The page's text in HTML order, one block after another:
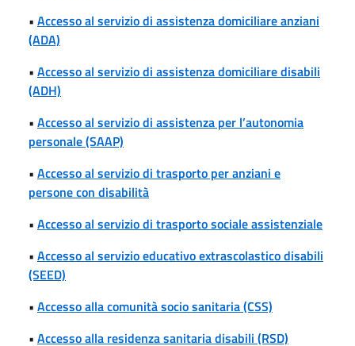
• Accesso al servizio di assistenza domiciliare anziani
(ADA)
• Accesso al servizio di assistenza domiciliare disabili
(ADH)
• Accesso al servizio di assistenza per l’autonomia
personale (SAAP)
• Accesso al servizio di trasporto per anziani e
persone con disabilità
• Accesso al servizio di trasporto sociale assistenziale
• Accesso al servizio educativo extrascolastico disabili
(SEED)
• Accesso alla comunità socio sanitaria (CSS)
• Accesso alla residenza sanitaria disabili (RSD)